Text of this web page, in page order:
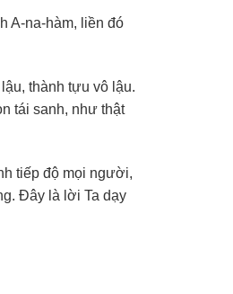
A-na-hàm, liền đó
thành tựu vô lậu.
tái sanh, như thật
tiếp độ mọi người,
Đây là lời Ta dạy